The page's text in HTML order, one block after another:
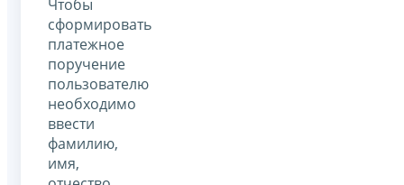
Чтобы
сформировать
платежное
поручение
пользователю
необходимо
ввести
фамилию,
имя,